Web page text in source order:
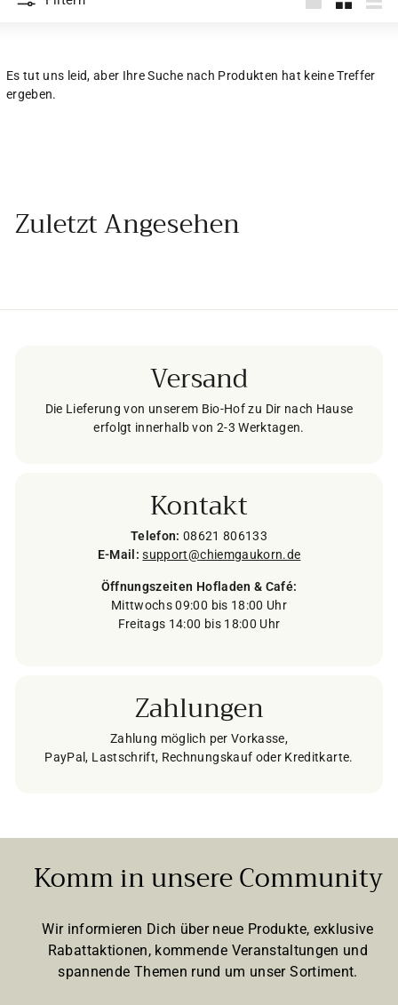
Es tut uns leid, aber Ihre Suche nach Produkten hat keine Treffer
ergeben.
Zuletzt Angesehen
Versand
Die Lieferung von unserem Bio-Hof zu Dir nach Hause
erfolgt innerhalb von 2-3 Werktagen.
Kontakt
Telefon: 08621 806133
E-Mail: support@chiemgaukorn.de
Öffnungszeiten Hofladen & Café:
Mittwochs 09:00 bis 18:00 Uhr
Freitags 14:00 bis 18:00 Uhr
Zahlungen
Zahlung möglich per Vorkasse,
PayPal, Lastschrift, Rechnungskauf oder Kreditkarte.
Komm in unsere Community
Wir informieren Dich über neue Produkte, exklusive
Rabattaktionen, kommende Veranstaltungen und
spannende Themen rund um unser Sortiment.